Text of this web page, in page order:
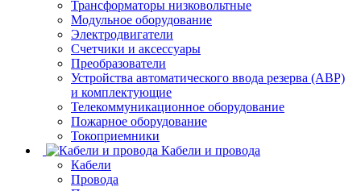
Трансформаторы низковольтные
Модульное оборудование
Электродвигатели
Счетчики и аксессуары
Преобразователи
Устройства автоматического ввода резерва (АВР)
и комплектующие
Телекоммуникационное оборудование
Пожарное оборудование
Токоприемники
Кабели и провода
Кабели
Провода